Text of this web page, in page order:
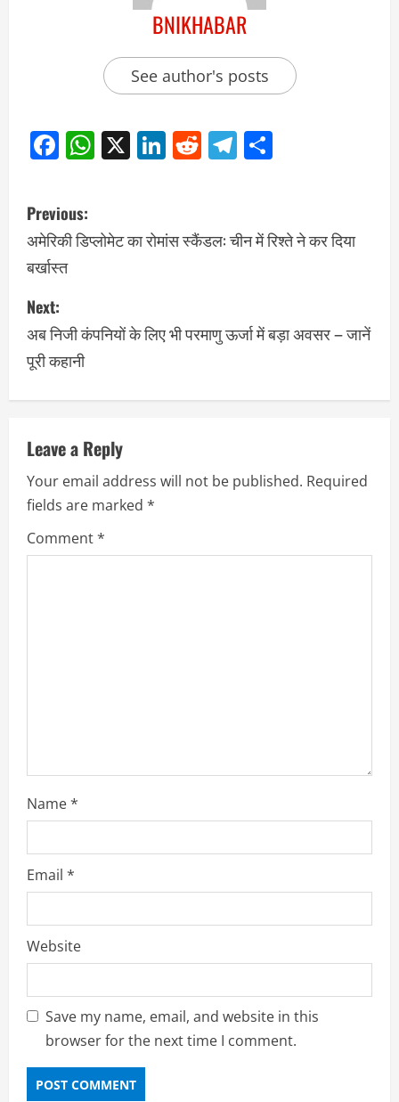
BNIKHABAR
See author's posts
Facebook
WhatsApp
X LinkedIn
RedditTelegram
Previous:
अमेरिकी डिप्लोमेट का रोमांस स्कैंडल: चीन में रिश्ते ने कर दिया
बर्खास्त
Next:
अब निजी कंपनियों के लिए भी परमाणु ऊर्जा में बड़ा अवसर – जानें
पूरी कहानी
Leave a Reply
Your email address will not be published. Required
fields are marked *
Comment*
Name*
Email *
Website
Save my name, email, and website in this
browser for the next time I comment.